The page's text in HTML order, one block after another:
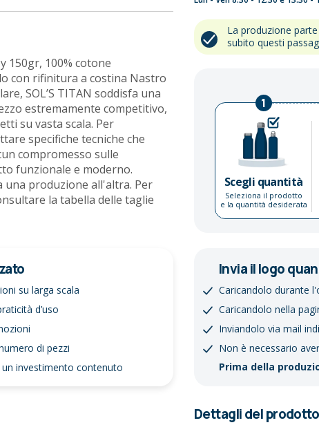
150gr, 100% cotone
con rifinitura a costina Nastro
SOL’S TITAN soddisfa una
estremamente competitivo,
su vasta scala. Per
specifiche tecniche che
compromesso sulle
funzionale e moderno.
una produzione all'altra. Per
la tabella delle taglie
La produzione
subito questi
1
Scegli quantità
Seleziona il prodotto
e la quantità desiderata
su larga scala
d’uso
di pezzi
investimento contenuto
Invia il logo
Caricandolo durante
Caricandolo nella
Inviandolo via mail
Non è necessario
Prima della
Dettagli del prodotto